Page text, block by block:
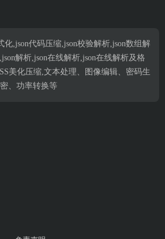
化,json代码压缩,json校验解析,json数组解
解析,json在线解析,json在线解析及格
美化压缩,文本处理、图像编辑、密码生
、功率转换等